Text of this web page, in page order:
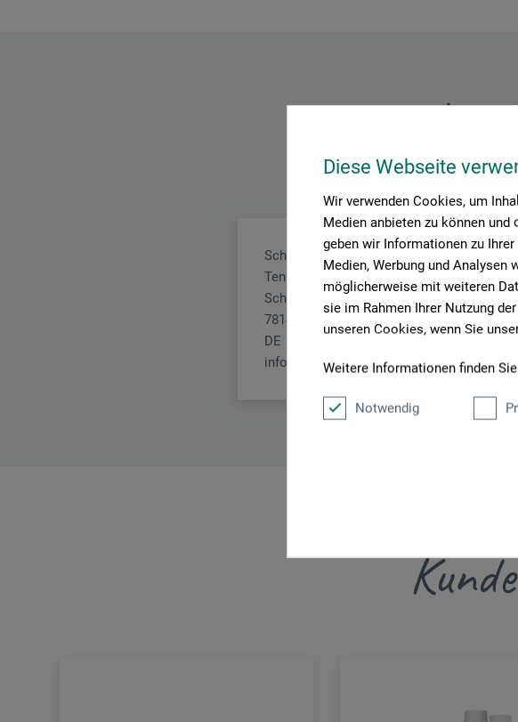
Diese Webseite
Wir verwenden Cookies, um
Medien anbieten zu können
geben wir Informationen zu
Medien, Werbung und Analysen
möglicherweise mit weiteren
sie im Rahmen Ihrer Nutzung
unseren Cookies, wenn Sie
Weitere Informationen finden
Notwendig
Schneider Schreibgeräte GmbH
Tennenbronn
Schwarzenbach 9
78144 Schramberg
DE
info@schneiderpen.de